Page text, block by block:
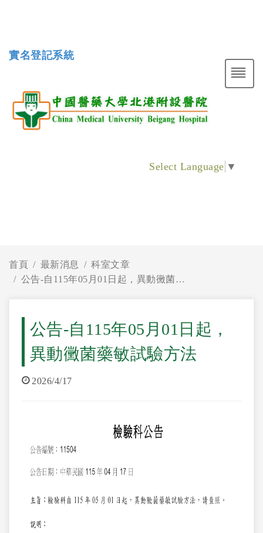
實名登記系統
Select Language ▼
首頁 最新消息
科室文章
公告-自115年05月01日起，異動黴菌藥敏試驗方法
公告-自115年05月01日起，
異動黴菌藥敏試驗方法
2026/4/17